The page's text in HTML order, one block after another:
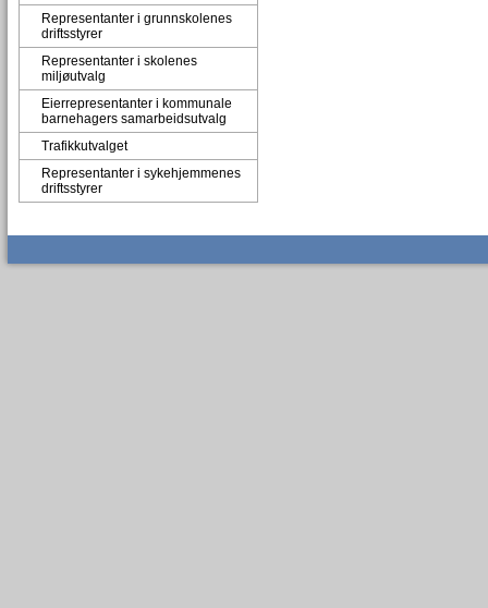
Representanter i grunnskolenes
driftsstyrer
Representanter i skolenes
miljøutvalg
Eierrepresentanter i kommunale
barnehagers samarbeidsutvalg
Trafikkutvalget
Representanter i sykehjemmenes
driftsstyrer